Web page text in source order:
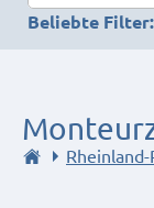
Beliebte Filter: